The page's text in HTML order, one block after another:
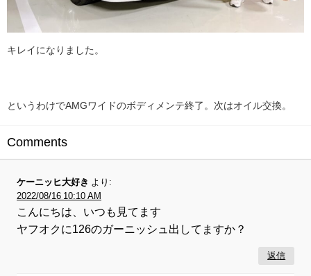
キレイになりました。
というわけでAMGワイドのボディメンテ終了。次はオイル交換。
Comments
ケーニッヒ大好き より:
2022/08/16 10:10 AM
こんにちは、いつも見てます
ヤフオクに126のガーニッシュ出してますか？
返信